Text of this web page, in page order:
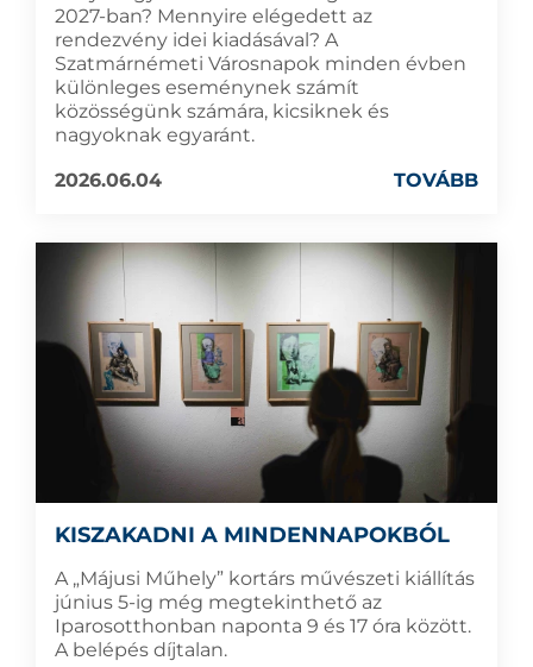
2027-ban? Mennyire elégedett az
rendezvény idei kiadásával? A
Szatmárnémeti Városnapok minden évben
különleges eseménynek számít
közösségünk számára, kicsiknek és
nagyoknak egyaránt.
2026.06.04
TOVÁBB
KISZAKADNI A MINDENNAPOKBÓL
A „Májusi Műhely” kortárs művészeti kiállítás
június 5-ig még megtekinthető az
Iparosotthonban naponta 9 és 17 óra között.
A belépés díjtalan.